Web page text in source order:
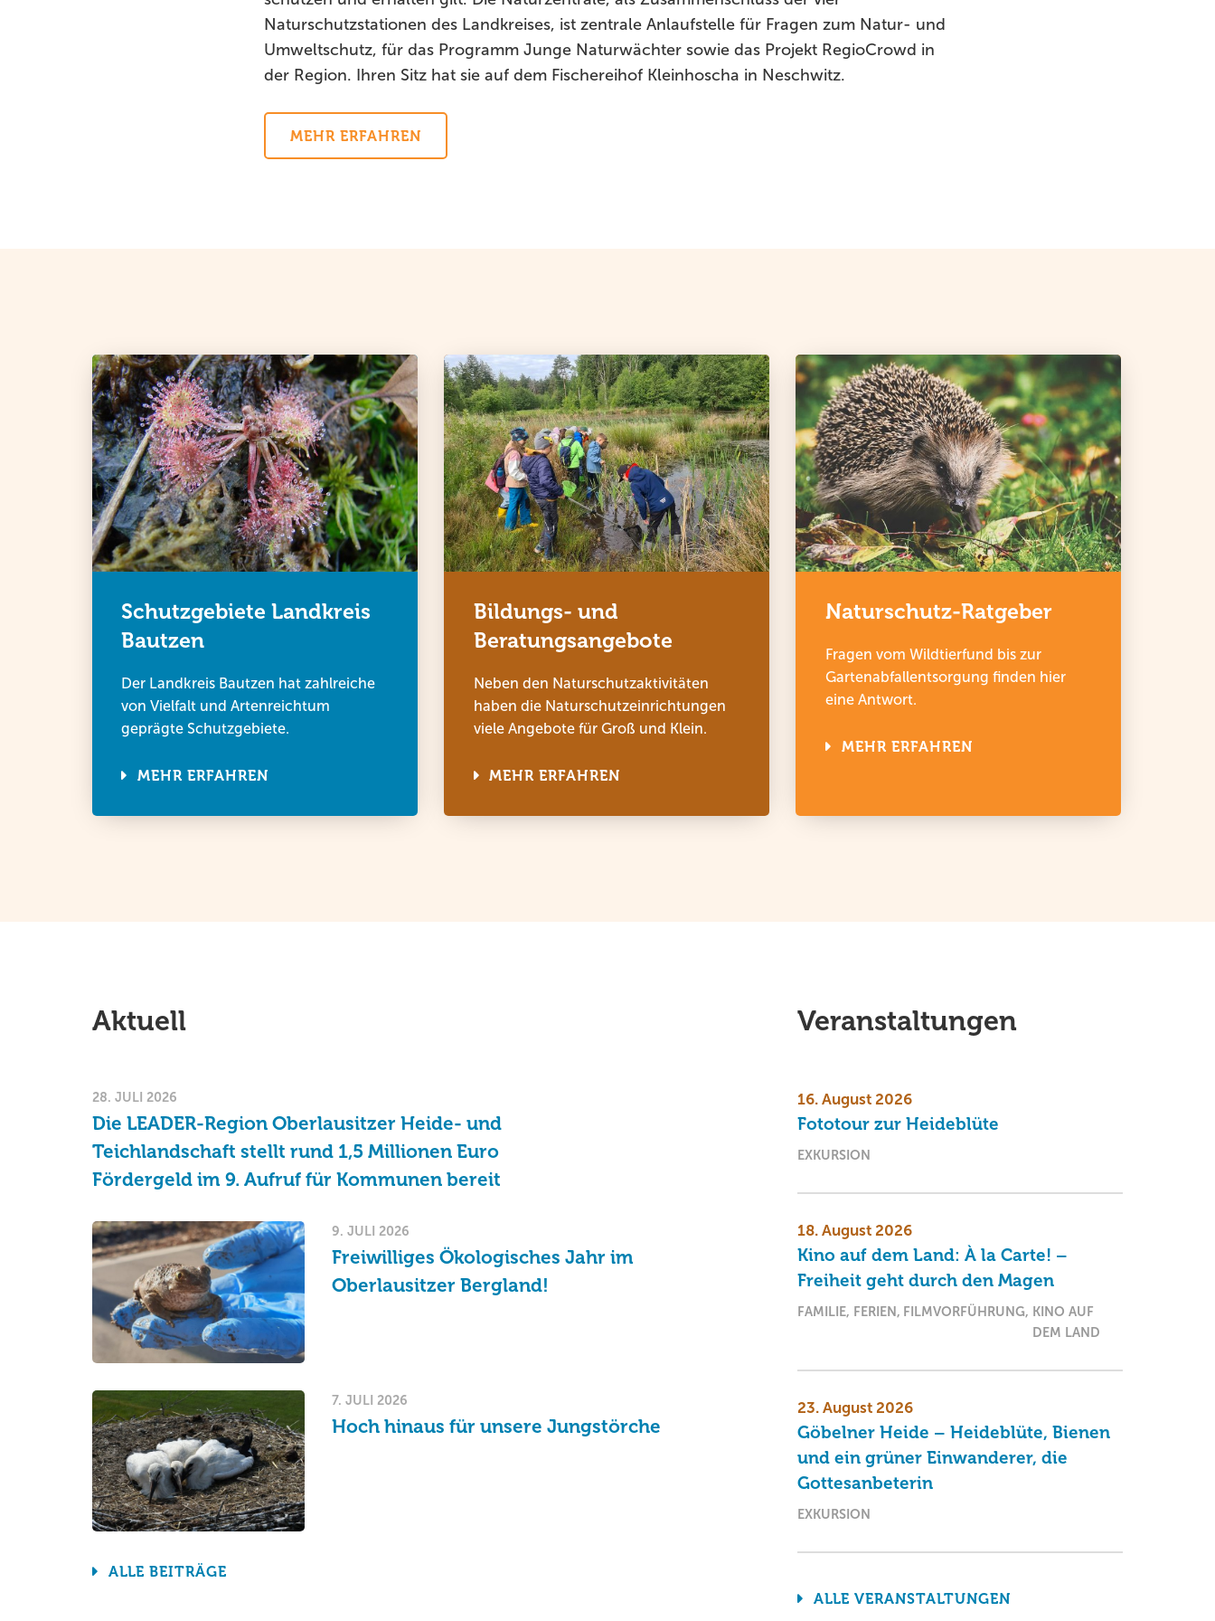
Naturschutzstationen des Landkreises, ist zentrale Anlaufstelle für Fragen zum Natur- und
Umweltschutz, für das Programm Junge Naturwächter sowie das Projekt RegioCrowd in
der Region. Ihren Sitz hat sie auf dem Fischereihof Kleinhoscha in Neschwitz.
MEHR ERFAHREN
Schutzgebiete Landkreis
Bautzen
Der Landkreis Bautzen hat zahlreiche
von Vielfalt und Artenreichtum
geprägte Schutzgebiete.
MEHR ERFAHREN
Bildungs- und
Beratungsangebote
Neben den Naturschutzaktivitäten
haben die Naturschutzeinrichtungen
viele Angebote für Groß und Klein.
MEHR ERFAHREN
Naturschutz-Ratgeber
Fragen vom Wildtierfund bis zur
Gartenabfallentsorgung finden hier
eine Antwort.
MEHR ERFAHREN
Aktuell
28. JULI 2026
Die LEADER-Region Oberlausitzer Heide- und
Teichlandschaft stellt rund 1,5 Millionen Euro
Fördergeld im 9. Aufruf für Kommunen bereit
9. JULI 2026
Freiwilliges Ökologisches Jahr im
Oberlausitzer Bergland!
7. JULI 2026
Hoch hinaus für unsere Jungstörche
ALLE BEITRÄGE
Veranstaltungen
16. August 2026
Fototour zur Heideblüte
EXKURSION
18. August 2026
Kino auf dem Land: À la Carte! –
Freiheit geht durch den Magen
FAMILIE FERIEN FILMVORFÜHRUNG
KINO AUF
DEM LAND
23. August 2026
Göbelner Heide – Heideblüte, Bienen
und ein grüner Einwanderer, die
Gottesanbeterin
EXKURSION
ALLE VERANSTALTUNGEN